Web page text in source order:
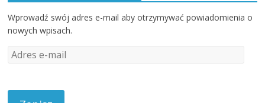
Wprowadź swój adres e-mail aby otrzymywać powiadomienia o
nowych wpisach.
A
e